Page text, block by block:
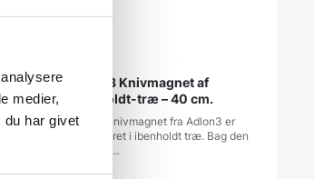
medier,
du har givet
Adlon3 Knivmagnet af
Ibenholdt-træ – 40 cm.
Denne knivmagnet fra Adlon3 er
produceret i ibenholdt træ. Bag den
smukke…